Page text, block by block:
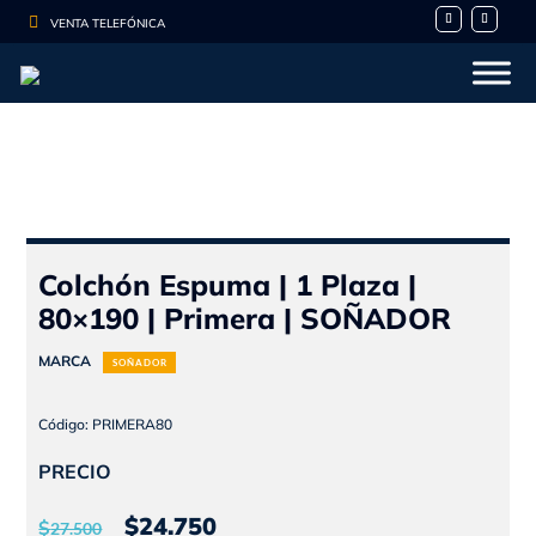
 VENTA TELEFÓNICA
Colchón Espuma | 1 Plaza |
80×190 | Primera | SOÑADOR
MARCA SOÑADOR
Código: PRIMERA80
PRECIO
$27.500
El
$24.750El